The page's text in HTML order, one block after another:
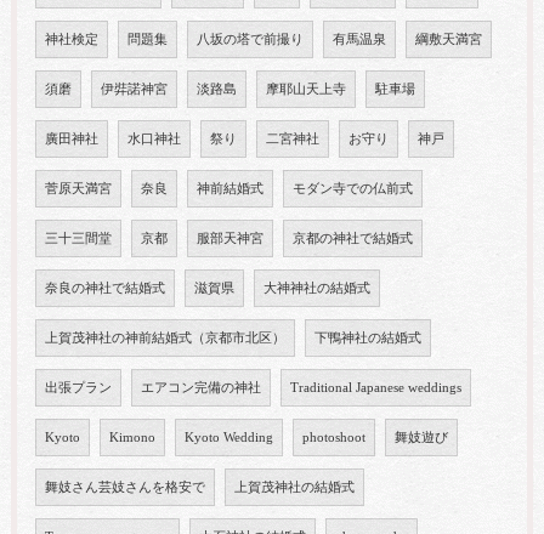
神社検定 問題集 八坂の塔で前撮り 有馬温泉 綱敷天満宮
須磨 伊弉諾神宮 淡路島 摩耶山天上寺 駐車場
廣田神社 水口神社 祭り 二宮神社 お守り 神戸
菅原天満宮 奈良 神前結婚式 モダン寺での仏前式
三十三間堂 京都 服部天神宮 京都の神社で結婚式
奈良の神社で結婚式 滋賀県 大神神社の結婚式
上賀茂神社の神前結婚式（京都市北区） 下鴨神社の結婚式
出張プラン エアコン完備の神社 Traditional Japanese weddings
Kyoto Kimono Kyoto Wedding photoshoot 舞妓遊び
舞妓さん芸妓さんを格安で 上賀茂神社の結婚式